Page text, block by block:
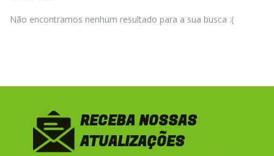
Não encontramos nenhum resultado para a sua busca :(
RECEBA NOSSAS
ATUALIZAÇÕES